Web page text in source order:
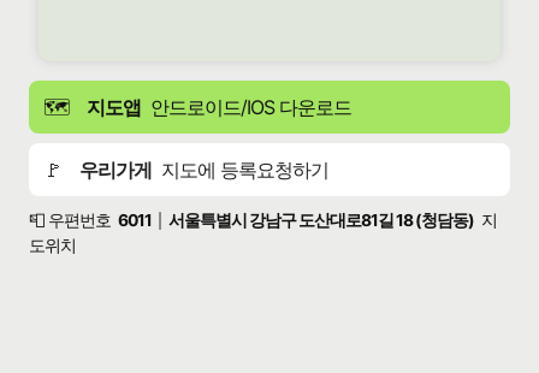
🗺️ 지도앱 안드로이드/IOS 다운로드
🚩 우리가게 지도에 등록요청하기
📮 우편번호 6011 서울특별시 강남구 도산대로81길 18 (청담동) 지
도위치